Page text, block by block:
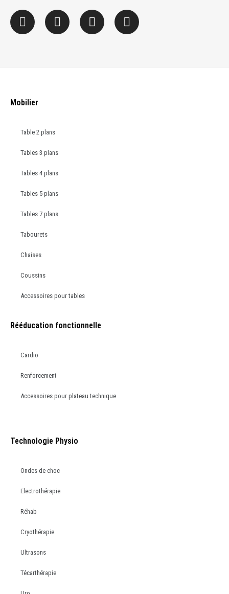
Mobilier
Table 2 plans
Tables 3 plans
Tables 4 plans
Tables 5 plans
Tables 7 plans
Tabourets
Chaises
Coussins
Accessoires pour tables
Rééducation fonctionnelle
Cardio
Renforcement
Accessoires pour plateau technique
Technologie Physio
Ondes de choc
Electrothérapie
Réhab
Cryothérapie
Ultrasons
Técarthérapie